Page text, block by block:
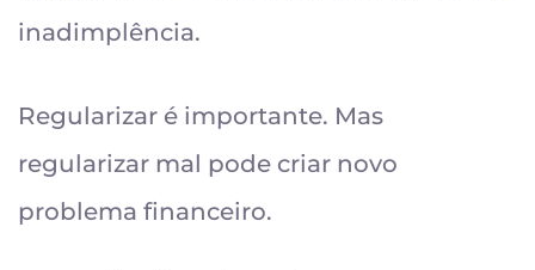
inadimplência.
Regularizar é importante. Mas
regularizar mal pode criar novo
problema financeiro.